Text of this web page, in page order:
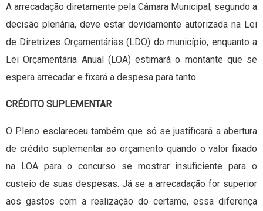
A arrecadação diretamente pela Câmara Municipal, segundo a
decisão plenária, deve estar devidamente autorizada na Lei
de Diretrizes Orçamentárias (LDO) do município, enquanto a
Lei Orçamentária Anual (LOA) estimará o montante que se
espera arrecadar e fixará a despesa para tanto.
CRÉDITO SUPLEMENTAR
O Pleno esclareceu também que só se justificará a abertura
de crédito suplementar ao orçamento quando o valor fixado
na LOA para o concurso se mostrar insuficiente para o
custeio de suas despesas. Já se a arrecadação for superior
aos gastos com a realização do certame, essa diferença